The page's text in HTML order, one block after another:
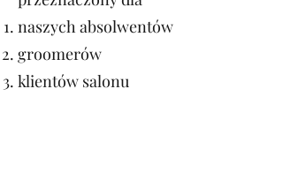
naszych absolwentów
groomerów
klientów salonu